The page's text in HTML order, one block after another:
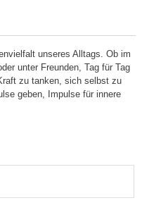
unseres Alltags. Ob im
unter Freunden, Tag für Tag
zu tanken, sich selbst zu
geben, Impulse für innere